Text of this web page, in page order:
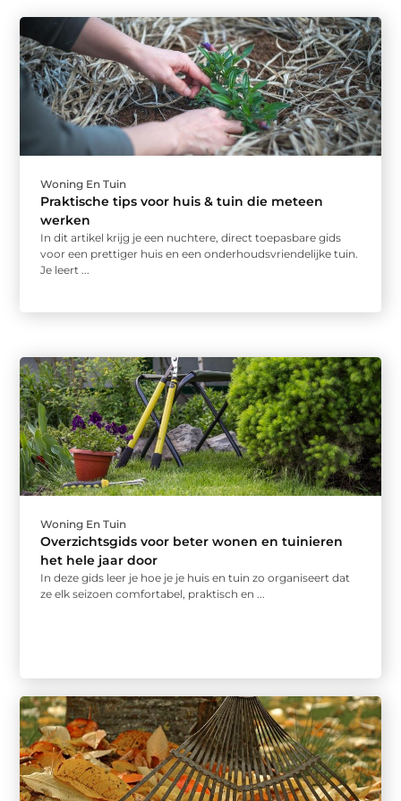
Woning En Tuin
Praktische tips voor huis & tuin die meteen
werken
In dit artikel krijg je een nuchtere, direct toepasbare gids
voor een prettiger huis en een onderhoudsvriendelijke tuin.
Je leert ...
Woning En Tuin
Overzichtsgids voor beter wonen en tuinieren
het hele jaar door
In deze gids leer je hoe je je huis en tuin zo organiseert dat
ze elk seizoen comfortabel, praktisch en ...